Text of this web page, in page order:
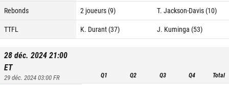
Rebonds
2 joueurs (9)
T. Jackson-Davis (10)
TTFL
K. Durant (37) J. Kuminga (53)
28 déc. 2024 21:00
ET
29 déc. 2024 03:00FR Q1 Q2 Q3 Q4 Total